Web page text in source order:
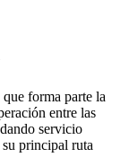
forma parte la
entre las
servicio
principal ruta